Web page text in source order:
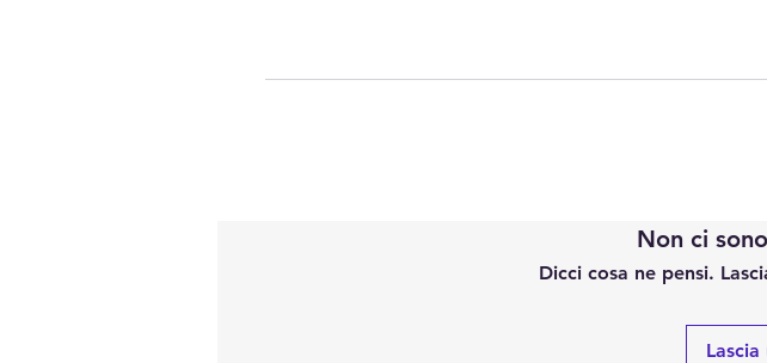
Non ci
Dicci cosa ne pensi.